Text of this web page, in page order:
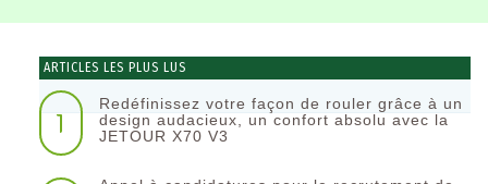
ARTICLES LES PLUS LUS
1
Redéfinissez votre façon de rouler grâce à un
design audacieux, un confort absolu avec la
JETOUR X70 V3